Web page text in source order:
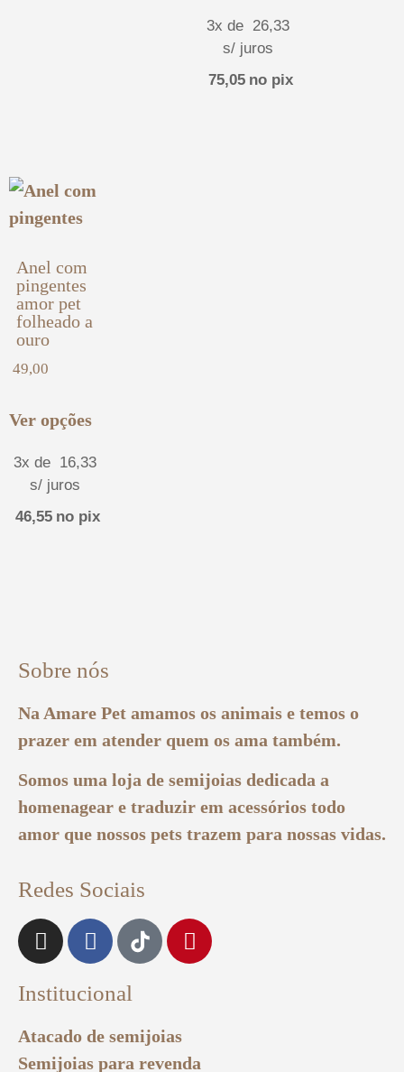
3x de 26,33
s/ juros
75,05 no pix
Anel com
pingentes
amor pet
folheado a
ouro
49,00
Ver opções
3x de 16,33
s/ juros
46,55 no pix
Sobre nós
Na Amare Pet amamos os animais e temos o
prazer em atender quem os ama também.
Somos uma loja de semijoias dedicada a
homenagear e traduzir em acessórios todo
amor que nossos pets trazem para nossas vidas.
Redes Sociais
Institucional
Atacado de semijoias
Semijoias para revenda